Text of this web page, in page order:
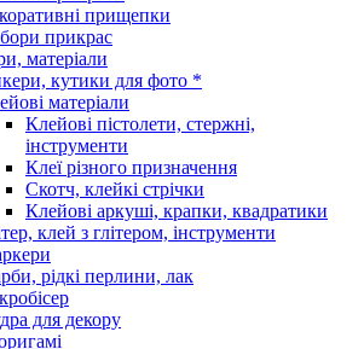
прищепки
прикрас
матеріали
кутики для фото *
матеріали
Клейові пістолети, стержні,
інструменти
Клеї різного призначення
Скотч, клейкі стрічки
Клейові аркуші, крапки, квадратики
клей з глітером, інструменти
рідкі перлини, лак
для декору